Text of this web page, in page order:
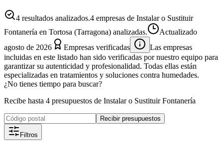
4 resultados analizados.4 empresas de Instalar o Sustituir
Fontanería en Tortosa (Tarragona) analizadas.
Actualizado
agosto de 2026
Empresas verificadas
Las empresas
incluidas en este listado han sido verificadas por nuestro equipo para
garantizar su autenticidad y profesionalidad. Todas ellas están
especializadas en tratamientos y soluciones contra humedades.
¿No tienes tiempo para buscar?
Recibe hasta 4 presupuestos de Instalar o Sustituir Fontanería
Recibir presupuestos
Filtros